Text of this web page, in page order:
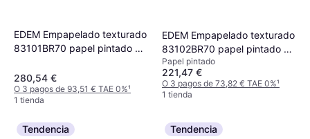
EDEM Empapelado texturado
83101BR70 papel pintado no
piedra mate blanco 1 caja 4
rollos 106 m2
280,54 €
O 3 pagos de 93,51 € TAE 0%¹
1 tienda
EDEM Empapelado texturado
83102BR70 papel pintado no
tejido texturado de aspecto
piedra mate blanco 1 caja 4
rollos 106 m2
Papel pintado
221,47 €
O 3 pagos de 73,82 € TAE 0%¹
1 tienda
Tendencia Tendencia